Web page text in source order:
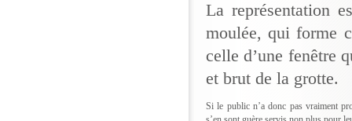
La représentation
moulée, qui forme
celle d’une fenêtre
et brut de la grotte.
Si le public n’a donc pas vraiment